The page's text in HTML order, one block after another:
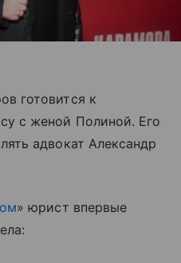
готовится к
с женой Полиной. Его
адвокат Александр
» юрист впервые